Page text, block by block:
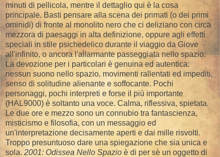
minuti di pellicola, mentre il dettaglio qui è la cosa
principale. Basti pensare alla scena dei primati (o dei primi
ominidi) di fronte al monolito nero che ci deliziano con circa
mezzora di paesaggi in alta definizione, oppure agli effetti
speciali in stile psichedelico durante il viaggio da Giove
all'infinito, o ancora l'allarmante passeggiata nello spazio.
La devozione per i particolari è genuina ed autentica:
nessun suono nello spazio, movimenti rallentati ed impediti,
senso di solitudine alienante e soffocante. Pochi
personaggi, pochi interpreti e forse il più importante
(HAL9000) è soltanto una voce. Calma, riflessiva, spietata.
Le due ore e mezzo sono un connubio tra fantascienza,
misticismo e filosofia, con un messaggio ed
un'interpretazione decisamente aperti e dai mille risvolti.
Troppo presuntuoso dare una spiegazione che sia unica e
sola. 2001: Odissea Nello Spazio è di per sè un oggetto di